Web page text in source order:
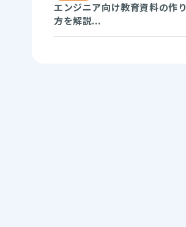
エンジニア向け教育資料の作り
方を解説...